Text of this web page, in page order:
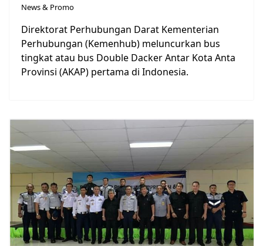
News & Promo
Direktorat Perhubungan Darat Kementerian
Perhubungan (Kemenhub) meluncurkan bus
tingkat atau bus Double Dacker Antar Kota Anta
Provinsi (AKAP) pertama di Indonesia.